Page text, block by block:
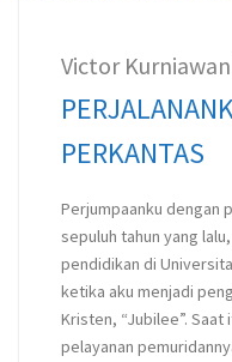
Victor
PERKANTAS
Perjumpaanku dengan
sepuluh tahun yang
pendidikan di
ketika aku menjadi
Kristen, “Jubilee”.
pelayanan